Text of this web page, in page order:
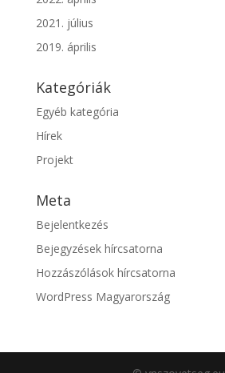
2021. július
2019. április
Kategóriák
Egyéb kategória
Hírek
Projekt
Meta
Bejelentkezés
Bejegyzések hírcsatorna
Hozzászólások hírcsatorna
WordPress Magyarország